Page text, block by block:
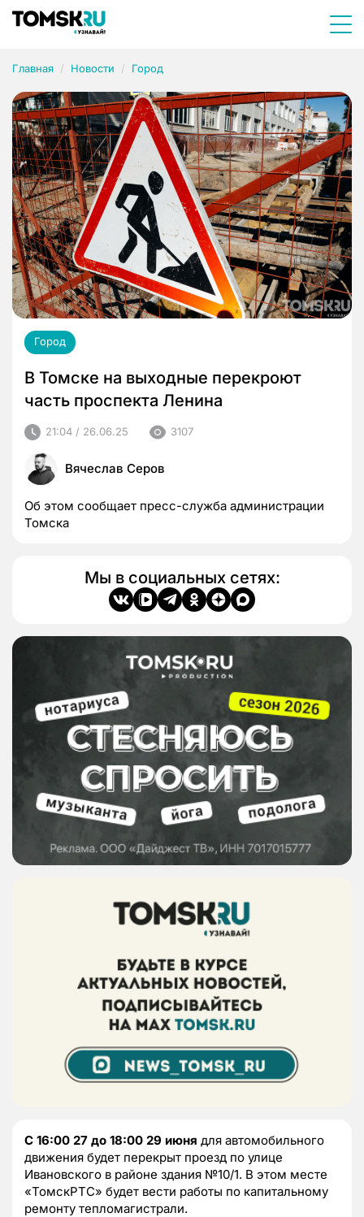
Главная Новости Город
Город
В Томске на выходные перекроют
часть проспекта Ленина
21:04 / 26.06.25 3107
Вячеслав Серов
Об этом сообщает пресс-служба администрации
Томска
Мы в социальных сетях:
С 16:00 27 до 18:00 29 июня для автомобильного
движения будет перекрыт проезд по улице
Ивановского в районе здания №10/1. В этом месте
«ТомскРТС» будет вести работы по капитальному
ремонту тепломагистрали.